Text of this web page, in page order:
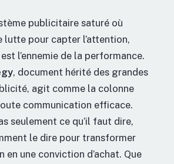
publicitaire saturé où
lutte pour capter l’attention,
l’ennemie de la performance.
, document hérité des grandes
agit comme la colonne
communication efficace.
seulement ce qu’il faut dire,
le dire pour transformer
en une conviction d’achat. Que